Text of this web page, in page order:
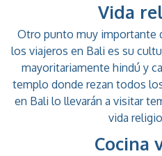
Vida
Otro punto muy importante
los viajeros en Bali es su
mayoritariamente hindú y
templo donde rezan todos
en Bali lo llevarán a visitar
vida
Cocina